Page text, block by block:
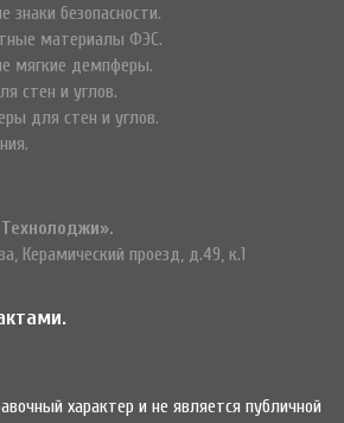
безопасности.
материалы ФЭС.
мягкие демпферы.
стен и углов.
для стен и углов.
Керамический проезд, д.49, к.1
характер и не является публичной